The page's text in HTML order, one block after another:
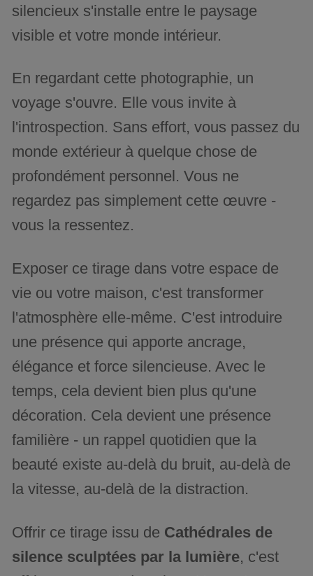
silencieux s'installe entre le paysage
visible et votre monde intérieur.
En regardant cette photographie, un
voyage s'ouvre. Elle vous invite à
l'introspection. Sans effort, vous passez du
monde extérieur à quelque chose de
profondément personnel. Vous ne
regardez pas simplement cette œuvre -
vous la ressentez.
Exposer ce tirage dans votre espace de
vie ou votre maison, c'est transformer
l'atmosphère elle-même. C'est introduire
une présence qui apporte ancrage,
élégance et force silencieuse. Avec le
temps, cela devient bien plus qu'une
décoration. Cela devient une présence
familière - un rappel quotidien que la
beauté existe au-delà du bruit, au-delà de
la vitesse, au-delà de la distraction.
Offrir ce tirage issu de Cathédrales de
silence sculptées par la lumière, c'est